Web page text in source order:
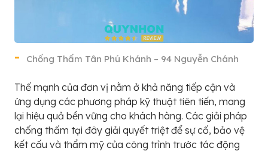
Chống Thấm Tân Phú Khánh – 94 Nguyễn Chánh
Thế mạnh của đơn vị nằm ở khả năng tiếp cận và
ứng dụng các phương pháp kỹ thuật tiên tiến, mang
lại hiệu quả bền vững cho khách hàng. Các giải pháp
chống thấm tại đây giải quyết triệt để sự cố, bảo vệ
kết cấu và thẩm mỹ của công trình trước tác động